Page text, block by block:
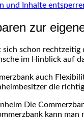
und Inhalte
zur
sich schon
im Hinblick auf
auch
die
Die
kann